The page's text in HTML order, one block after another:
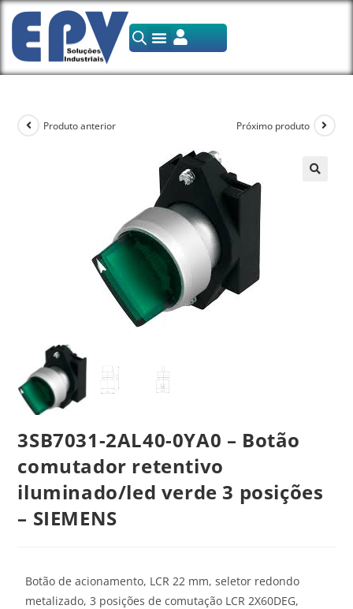
Produto anterior Próximo produto
3SB7031-2AL40-0YA0 – Botão
comutador retentivo
iluminado/led verde 3 posições
– SIEMENS
Botão de acionamento, LCR 22 mm, seletor redondo
metalizado, 3 posições de comutação LCR 2X60DEG,